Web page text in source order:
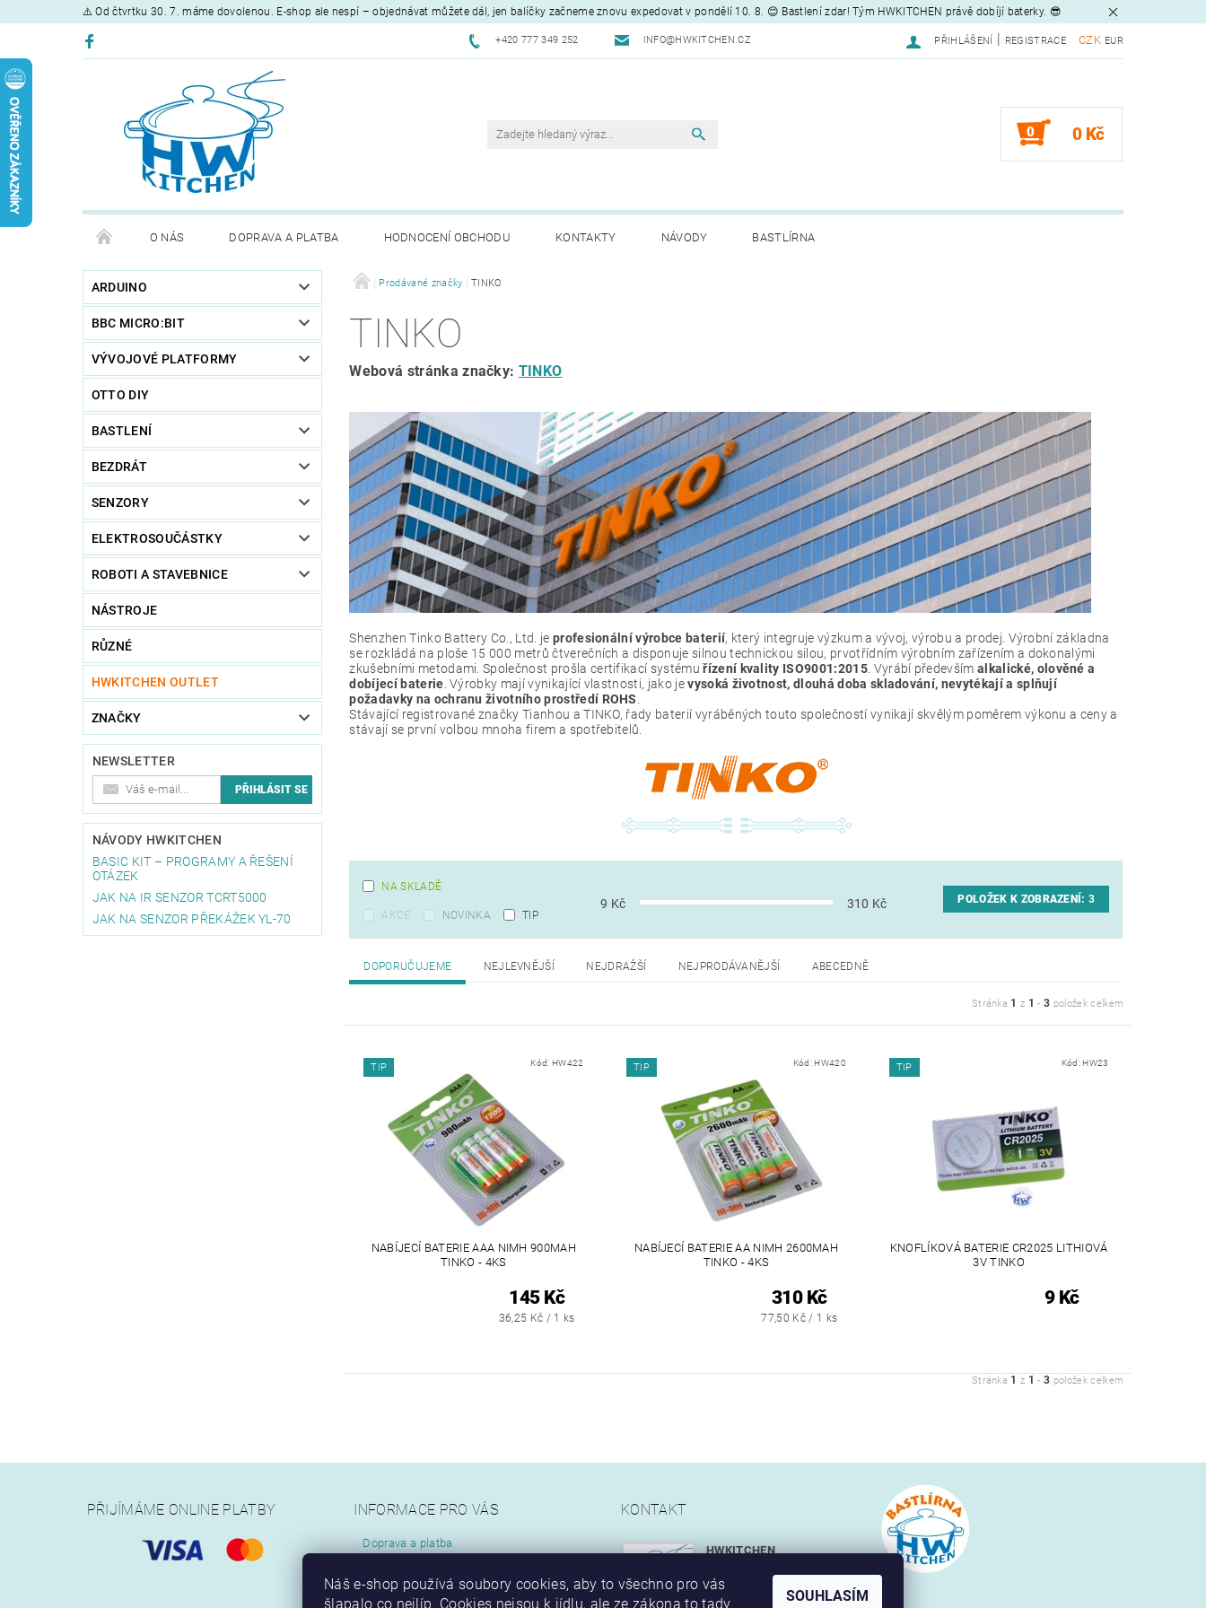
⚠️ Od čtvrtku 30. 7. máme dovolenou. E-shop ale nespí – objednávat můžete dál, jen balíčky začneme znovu expedovat v pondělí 10. 8. 😊 Bastlení zdar! Tým HWKITCHEN právě dobíjí baterky. 😎
+420 777 349 252 INFO@HWKITCHEN.CZ CZK EUR
PŘIHLÁŠENÍ REGISTRACE
0 0 Kč
O NÁS DOPRAVA A PLATBA HODNOCENÍ OBCHODU KONTAKTY NÁVODY BASTLÍRNA
ARDUINO
BBC MICRO:BIT
VÝVOJOVÉ PLATFORMY
OTTO DIY
BASTLENÍ
BEZDRÁT
SENZORY
ELEKTROSOUČÁSTKY
ROBOTI A STAVEBNICE
NÁSTROJE
RŮZNÉ
HWKITCHEN OUTLET
ZNAČKY
NEWSLETTER
NÁVODY HWKITCHEN
BASIC KIT – PROGRAMY A ŘEŠENÍ
OTÁZEK
JAK NA IR SENZOR TCRT5000
JAK NA SENZOR PŘEKÁŽEK YL-70
Prodávané značky TINKO
TINKO
Webová stránka značky: TINKO
Shenzhen Tinko Battery Co., Ltd. je profesionální výrobce baterií, který integruje výzkum a vývoj, výrobu a prodej. Výrobní základna
se rozkládá na ploše 15 000 metrů čtverečních a disponuje silnou technickou silou, prvotřídním výrobním zařízením a dokonalými
zkušebními metodami. Společnost prošla certifikací systémuřízení kvality ISO9001:2015. Vyrábí předevšímalkalické, olověné a
dobíjecí baterie . Výrobky mají vynikající vlastnosti, jako jevysoká životnost, dlouhá doba skladování, nevytékají a splňují
požadavky na ochranu životního prostředí ROHS
Stávající registrované značky Tianhou a TINKO, řady baterií vyráběných touto společností vynikají skvělým poměrem výkonu a ceny a
stávají se první volbou mnoha firem a spotřebitelů.
NA SKLADĚ
AKCE NOVINKA TIP
9 Kč 310 Kč POLOŽEK K ZOBRAZENÍ:3
DOPORUČUJEME NEJLEVNĚJŠÍ NEJDRAŽŠÍ NEJPRODÁVANĚJŠÍ ABECEDNĚ
Stránka 1 z 1 -3 položek celkem
TIP Kód: HW422
NABÍJECÍ BATERIE AAA NIMH 900MAH
TINKO - 4KS
145 Kč
36,25 Kč / 1 ks
TIP Kód: HW420
NABÍJECÍ BATERIE AA NIMH 2600MAH
TINKO - 4KS
310 Kč
77,50 Kč / 1 ks
TIP Kód: HW23
KNOFLÍKOVÁ BATERIE CR2025 LITHIOVÁ
3V TINKO
9 Kč
Stránka 1 z 1 -3 položek celkem
PŘIJÍMÁME ONLINE PLATBY INFORMACE PRO VÁS
Doprava a platba
Obchodní podmínky
Kontakty
KONTAKT
HWKITCHEN
hwkitchen.cz
+420 777 349 252
Náš e-shop používá soubory cookies, aby to všechno pro vás
šlapalo co nejlíp. Cookies nejsou k jídlu, ale ze zákona to tady
SOUHLASÍM